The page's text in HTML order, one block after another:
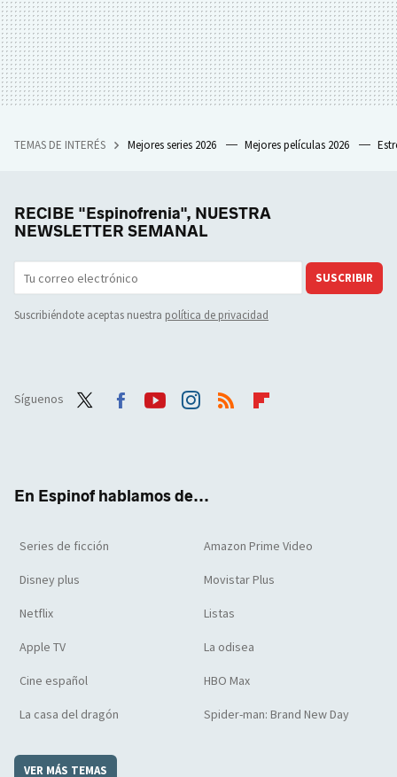
TEMAS DE INTERÉS Mejores series 2026 Mejores películas 2026
RECIBE "Espinofrenia", NUESTRA
NEWSLETTER SEMANAL
SUSCRIBIR
Suscribiéndote aceptas nuestra política de privacidad
Síguenos
En Espinof hablamos de...
Series de ficción Amazon Prime Video
Disney plus Movistar Plus
Netflix Listas
Apple TV La odisea
Cine español HBO Max
La casa del dragón Spider-man: Brand New Day
VER MÁS TEMAS